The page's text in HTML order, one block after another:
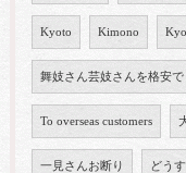
Kyoto Kimono
舞妓さん芸妓さんを格安で
To overseas customers
一見さんお断り どう